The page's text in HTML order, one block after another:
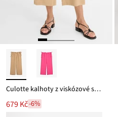
Culotte kalhoty z viskózové směsi
679 Kč-6%